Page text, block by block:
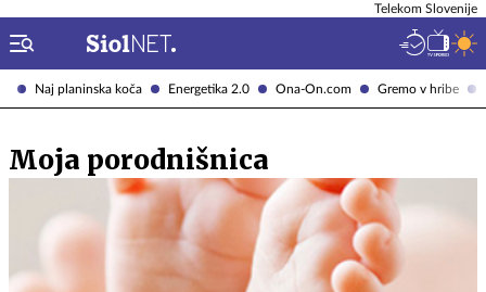
Naj planinska koča Energetika 2.0 Ona-On.com Gremo v hribe
Telekom Slovenije
Moja porodnišnica